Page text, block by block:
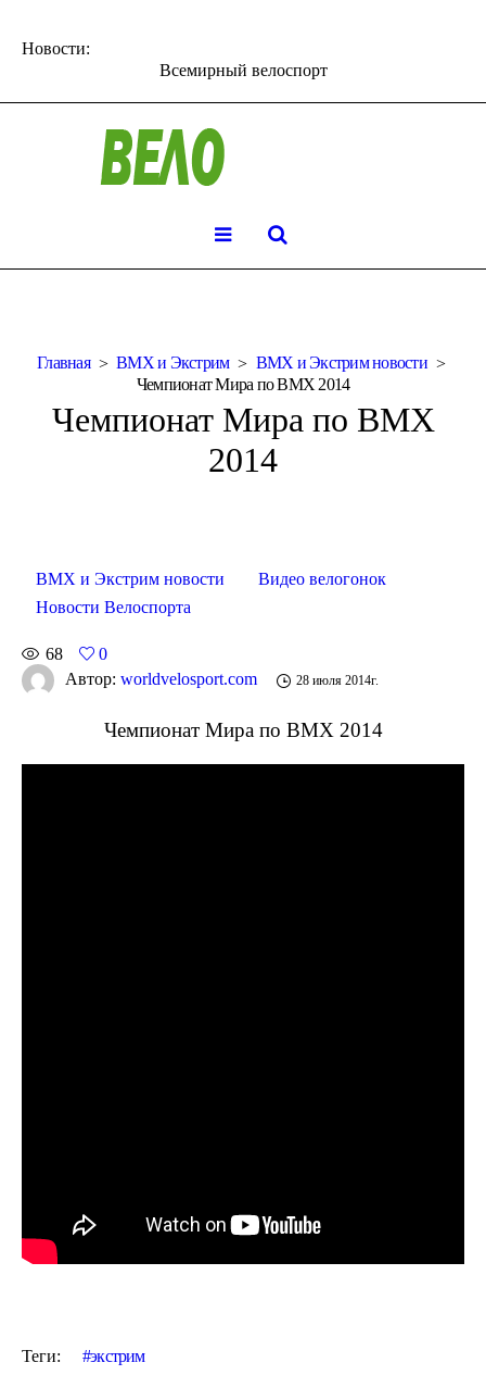
Новости:
Всемирный велоспорт
Главная BMX и Экстрим
BMX и Экстрим новости
Чемпионат Мира по BMX 2014
Чемпионат Мира по BMX
2014
BMX и Экстрим новости
Видео велогонок
Новости Велоспорта
68
0
Автор: worldvelosport.com 28 июля 2014г.
Чемпионат Мира по BMX 2014
Теги: экстрим